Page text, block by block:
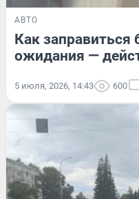
АВТО
Как заправиться
ожидания —
5 июля, 2026, 14:43 600